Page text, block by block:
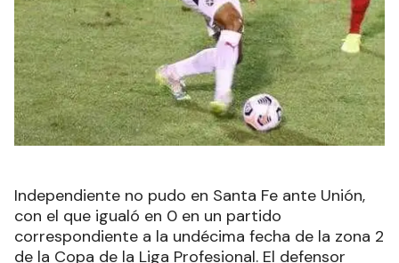
Independiente no pudo en Santa Fe ante Unión,
con el que igualó en 0 en un partido
correspondiente a la undécima fecha de la zona 2
de la Copa de la Liga Profesional. El defensor